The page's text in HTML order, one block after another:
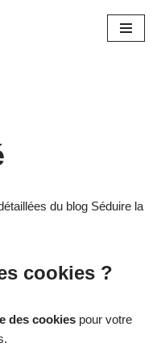
du blog Séduire la
cookies ?
des cookies pour votre